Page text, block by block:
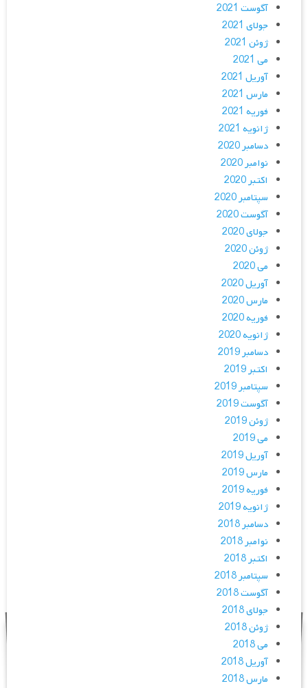
آگوست 2021
جولای 2021
ژوئن 2021
می 2021
آوریل 2021
مارس 2021
فوریه 2021
ژانویه 2021
دسامبر 2020
نوامبر 2020
اکتبر 2020
سپتامبر 2020
آگوست 2020
جولای 2020
ژوئن 2020
می 2020
آوریل 2020
مارس 2020
فوریه 2020
ژانویه 2020
دسامبر 2019
اکتبر 2019
سپتامبر 2019
آگوست 2019
ژوئن 2019
می 2019
آوریل 2019
مارس 2019
فوریه 2019
ژانویه 2019
دسامبر 2018
نوامبر 2018
اکتبر 2018
سپتامبر 2018
آگوست 2018
جولای 2018
ژوئن 2018
می 2018
آوریل 2018
مارس 2018